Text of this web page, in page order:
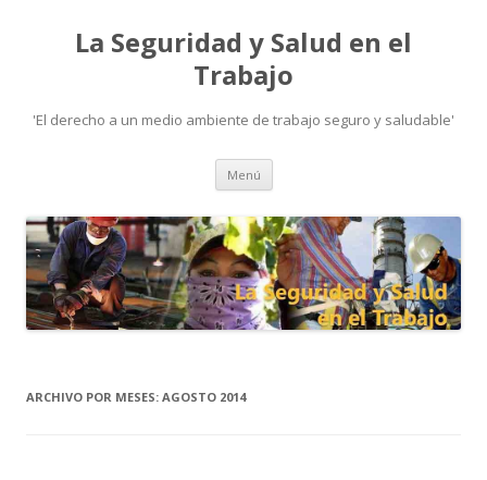
La Seguridad y Salud en el
Trabajo
'El derecho a un medio ambiente de trabajo seguro y saludable'
Menú Ir
contenido
ARCHIVO POR MESES: AGOSTO 2014